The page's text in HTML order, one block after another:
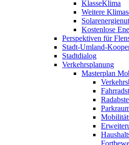
KlasseKlima
Weitere
Kostenlose
Perspektiven für
Stadt-Umland-
Stadtdialog
Verkehrsplanung
Masterplan